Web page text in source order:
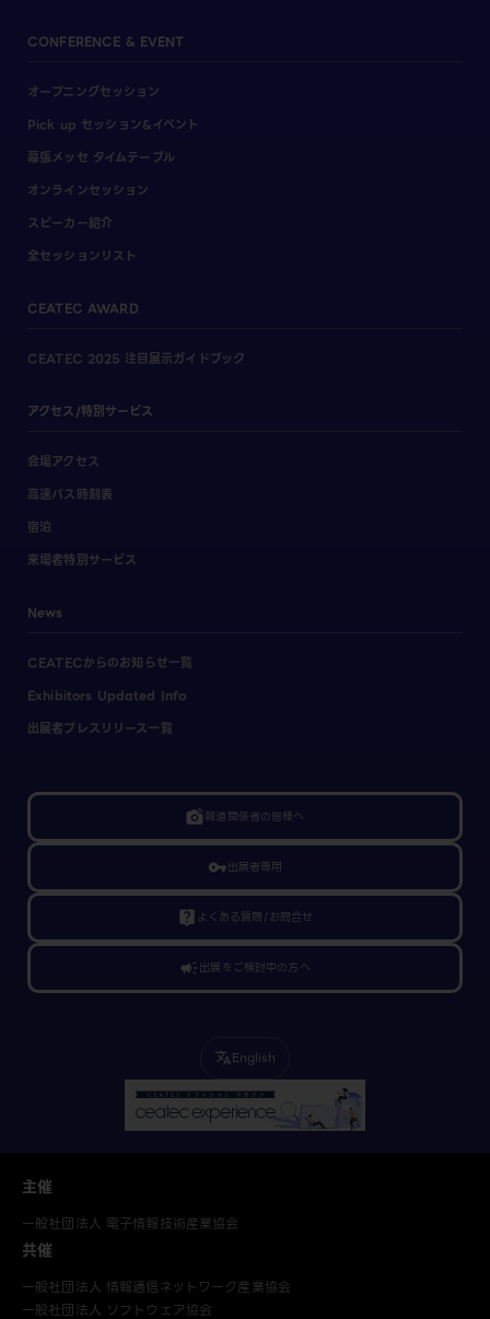
CONFERENCE & EVENT
オープニングセッション
Pick up セッション&イベント
幕張メッセ タイムテーブル
オンラインセッション
スピーカー紹介
全セッションリスト
CEATEC AWARD
CEATEC 2025 注目展示ガイドブック
アクセス/特別サービス
会場アクセス
高速バス時刻表
宿泊
来場者特別サービス
News
CEATECからのお知らせ一覧
Exhibitors Updated Info
出展者プレスリリース一覧
linked_camera報道関係者の皆様へ
vpn_key出展者専用
live_help よくある質問/お問合せ
campaign出展をご検討中の方へ
translateEnglish
主催
一般社団法人 電子情報技術産業協会
共催
一般社団法人 情報通信ネットワーク産業協会
一般社団法人 ソフトウェア協会